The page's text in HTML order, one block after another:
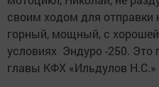
своим ходом для
горный, мощный, с
условиях Эндуро -250. Это
главы КФХ «Ильдулов Н.С.»